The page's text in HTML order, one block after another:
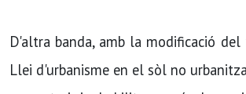
D'altra banda, amb la modificació
Llei d'urbanisme en el sòl no